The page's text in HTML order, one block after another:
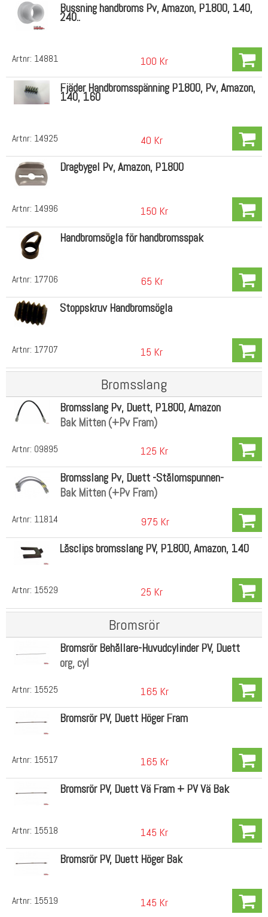
Artnr: 14881
Bussning handbroms Pv, Amazon, P1800, 140,
240..
100 Kr
Artnr: 14925
Fjäder Handbromsspänning P1800, Pv, Amazon,
140, 160
40 Kr
Artnr: 14996
Dragbygel Pv, Amazon, P1800
150 Kr
Artnr: 17706
Handbromsögla för handbromsspak
65 Kr
Artnr: 17707
Stoppskruv Handbromsögla
15 Kr
Bromsslang
Artnr: 09895
Bromsslang Pv, Duett, P1800, Amazon
Bak Mitten (+Pv Fram)
125 Kr
Artnr: 11814
Bromsslang Pv, Duett -Stålomspunnen-
Bak Mitten (+Pv Fram)
975 Kr
Artnr: 15529
Låsclips bromsslang PV, P1800, Amazon, 140
25 Kr
Bromsrör
Artnr: 15525
Bromsrör Behållare-Huvudcylinder PV, Duett
org, cyl
165 Kr
Artnr: 15517
Bromsrör PV, Duett Höger Fram
165 Kr
Artnr: 15518
Bromsrör PV, Duett Vä Fram + PV Vä Bak
145 Kr
Artnr: 15519
Bromsrör PV, Duett Höger Bak
145 Kr